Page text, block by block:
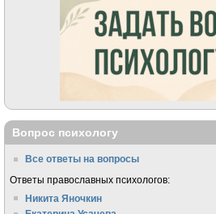
Вопрос психологу
Все ответы на вопросы
Ответы православных психологов:
Никита Яночкин